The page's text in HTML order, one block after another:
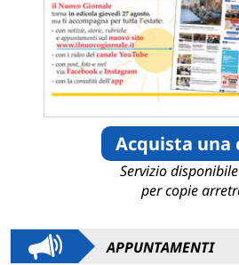
Acquista una
Servizio
per copie
APPUNTAMENTI